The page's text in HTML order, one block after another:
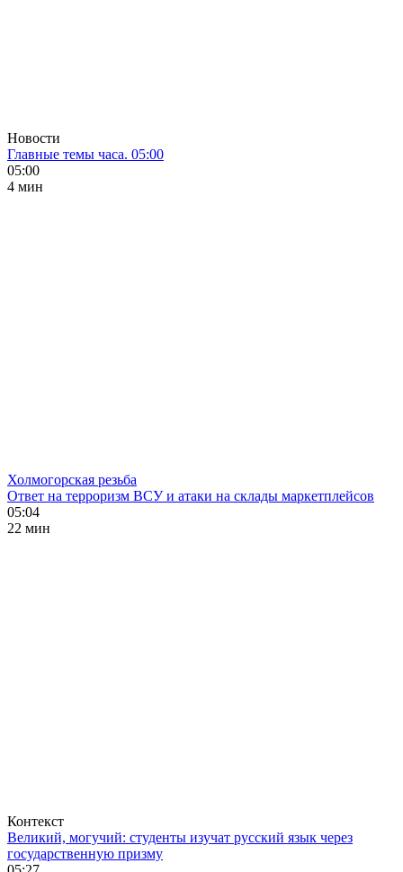
Новости
Главные темы часа. 05:00
05:00
4 мин
Холмогорская резьба
Ответ на терроризм ВСУ и атаки на склады маркетплейсов
05:04
22 мин
Контекст
Великий, могучий: студенты изучат русский язык через
государственную призму